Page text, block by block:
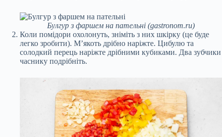
Булгур з фаршем на пательні (gastronom.ru)
Коли помідори охолонуть, зніміть з них шкірку (це буде
легко зробити). М’якоть дрібно наріжте. Цибулю та
солодкий перець наріжте дрібними кубиками. Два зубчики
часнику подрібніть.